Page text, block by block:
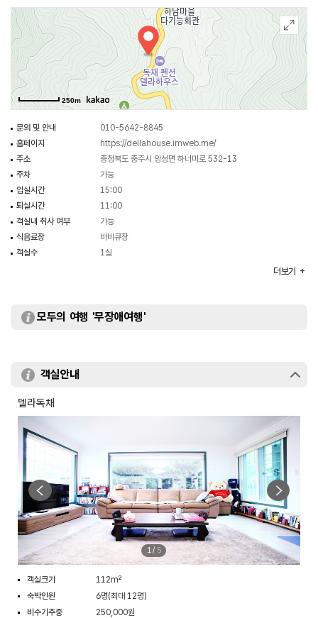
힐링을 느낄 수 있는 곳이다. 주변관광지로는 탄산온천인 앙성온천과
문성휴양림, 동촌 CC, 금강센테리움 CC, 킹스데일 CC 등이 있다.
250m
문의 및 안내
010-5642-8845
홈페이지
https://dellahouse.imweb.me/
주소
충청북도 충주시 앙성면 하너미로 532-13
주차
가능
입실시간
15:00
퇴실시간
11:00
객실내 취사 여부
가능
식음료장
바비큐장
객실수
1실
더보기
모두의 여행 '무장애여행'
객실안내
델라독채
1/ 5
객실크기
112m²
숙박인원
6명(최대 12명)
비수기주중
250,000원